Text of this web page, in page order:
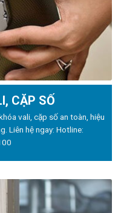
CẶP SỐ
vali, cặp số an toàn, hiệu
Liên hệ ngay: Hotline: